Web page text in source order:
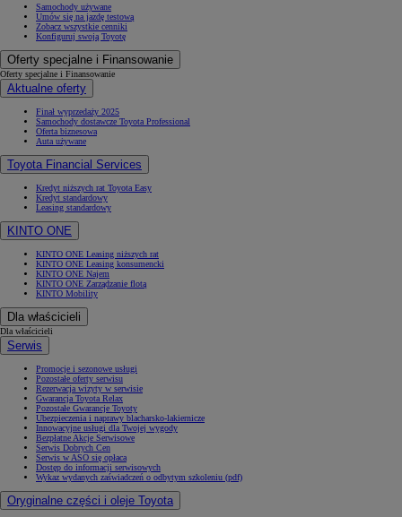
Samochody używane
Umów się na jazdę testową
Zobacz wszystkie cenniki
Konfiguruj swoją Toyotę
Oferty specjalne i Finansowanie
Oferty specjalne i Finansowanie
Aktualne oferty
Finał wyprzedaży 2025
Samochody dostawcze Toyota Professional
Oferta biznesowa
Auta używane
Toyota Financial Services
Kredyt niższych rat Toyota Easy
Kredyt standardowy
Leasing standardowy
KINTO ONE
KINTO ONE Leasing niższych rat
KINTO ONE Leasing konsumencki
KINTO ONE Najem
KINTO ONE Zarządzanie flotą
KINTO Mobility
Dla właścicieli
Dla właścicieli
Serwis
Promocje i sezonowe usługi
Pozostałe oferty serwisu
Rezerwacja wizyty w serwisie
Gwarancja Toyota Relax
Pozostałe Gwarancje Toyoty
Ubezpieczenia i naprawy blacharsko-lakiernicze
Innowacyjne usługi dla Twojej wygody
Bezpłatne Akcje Serwisowe
Serwis Dobrych Cen
Serwis w ASO się opłaca
Dostęp do informacji serwisowych
Wykaz wydanych zaświadczeń o odbytym szkoleniu (pdf)
Oryginalne części i oleje Toyota